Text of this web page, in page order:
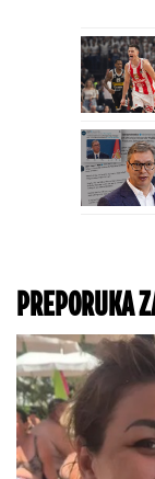
PREPORUKA